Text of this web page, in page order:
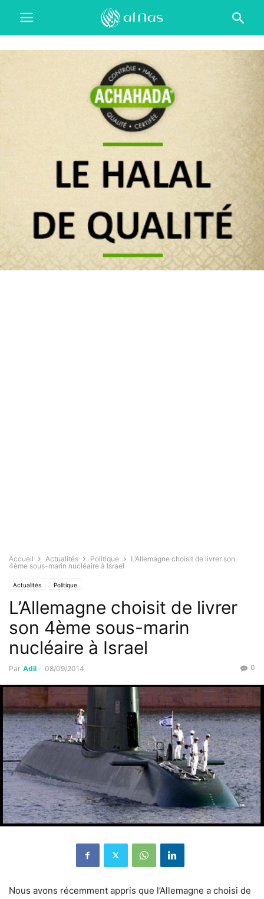
Accueil Actualités Politique
L’Allemagne choisit de livrer son
4ème sous-marin nucléaire à Israel
Actualités Politique
L’Allemagne choisit de livrer
son 4ème sous-marin
nucléaire à Israel
Par Adil - 08/09/2014 0
Nous avons récemment appris que l’Allemagne a choisi de